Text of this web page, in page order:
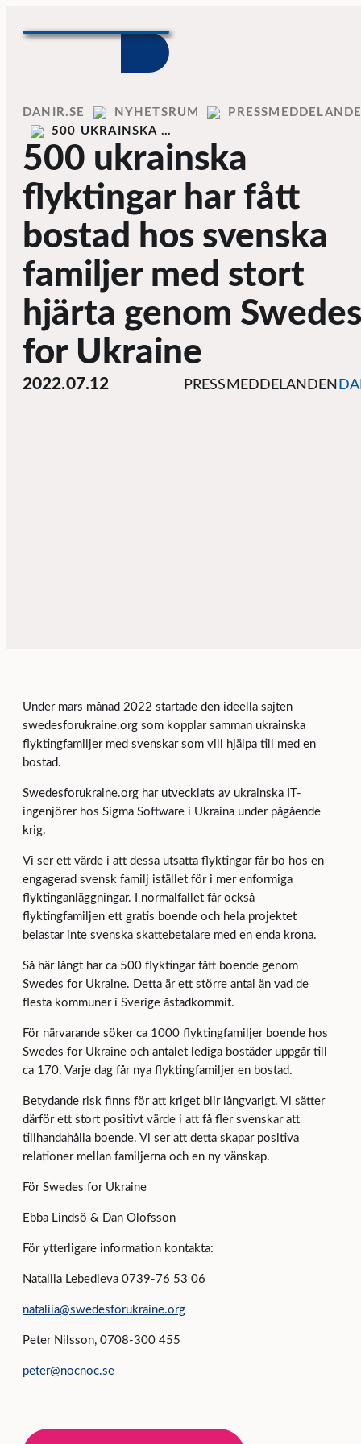
Home
DANIR NYHETSRUM
500 UKRAINSKA …
500 ukrainska
flyktingar har fått
bostad hos svenska
familjer med stort
hjärta genom Swedes
for Ukraine
2022.07.12 PRESSMEDDELANDEN
Under mars månad 2022 startade den ideella sajten
swedesforukraine.org som kopplar samman ukrainska
flyktingfamiljer med svenskar som vill hjälpa till med en
bostad.
Swedesforukraine.org har utvecklats av ukrainska IT-
ingenjörer hos Sigma Software i Ukraina under pågående
krig.
Vi ser ett värde i att dessa utsatta flyktingar får bo hos en
engagerad svensk familj istället för i mer enformiga
flyktinganläggningar. I normalfallet får också
flyktingfamiljen ett gratis boende och hela projektet
belastar inte svenska skattebetalare med en enda krona.
Så här långt har ca 500 flyktingar fått boende genom
Swedes for Ukraine. Detta är ett större antal än vad de
flesta kommuner i Sverige åstadkommit.
För närvarande söker ca 1000 flyktingfamiljer boende hos
Swedes for Ukraine och antalet lediga bostäder uppgår till
ca 170. Varje dag får nya flyktingfamiljer en bostad.
Betydande risk finns för att kriget blir långvarigt. Vi sätter
därför ett stort positivt värde i att få fler svenskar att
tillhandahålla boende. Vi ser att detta skapar positiva
relationer mellan familjerna och en ny vänskap.
För Swedes for Ukraine
Ebba Lindsö & Dan Olofsson
För ytterligare information kontakta:
Nataliia Lebedieva 0739-76 53 06
nataliia@swedesforukraine.org
Peter Nilsson, 0708-300 455
peter@nocnoc.se